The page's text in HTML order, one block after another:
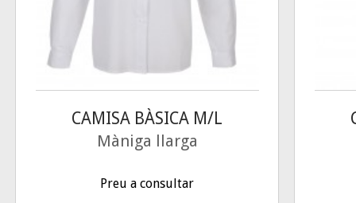
CAMISA BÀSICA M/L
Màniga llarga
Preu a consultar